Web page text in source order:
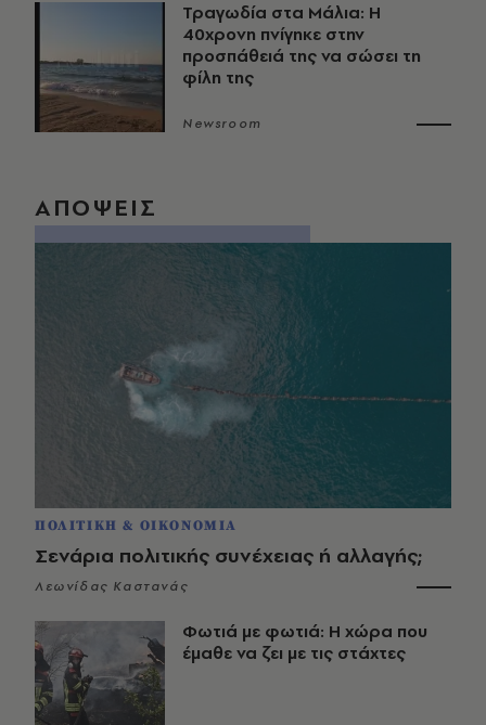
Τραγωδία στα Μάλια: Η
40χρονη πνίγηκε στην
προσπάθειά της να σώσει τη
φίλη της
Newsroom
ΑΠΟΨΕΙΣ
ΠΟΛΙΤΙΚΗ & ΟΙΚΟΝΟΜΙΑ
Σενάρια πολιτικής συνέχειας ή αλλαγής;
Λεωνίδας Καστανάς
Φωτιά με φωτιά: Η χώρα που
έμαθε να ζει με τις στάχτες